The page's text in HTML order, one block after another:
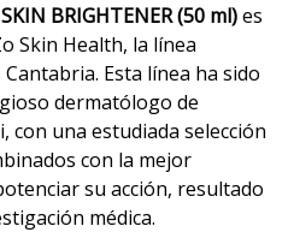
BRIGHTENER (50 ml)es
Skin Health, la línea
Esta línea ha sido
dermatólogo de
con una estudiada selección
con la mejor
su acción, resultado
médica.